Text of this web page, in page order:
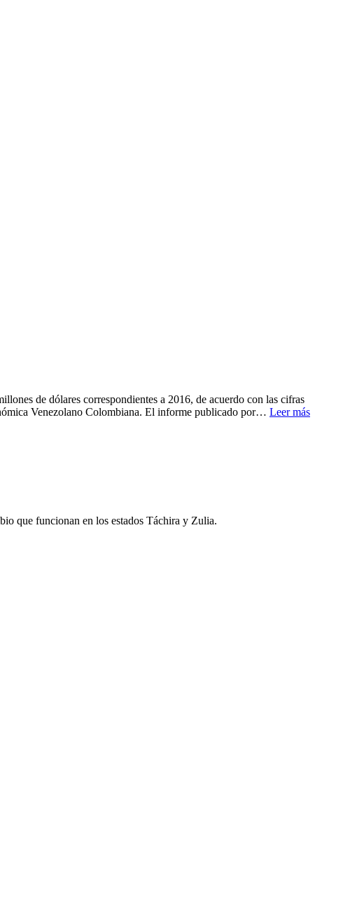
de dólares correspondientes a 2016, de acuerdo con las cifras
Venezolano Colombiana. El informe publicado por… Leer más
que funcionan en los estados Táchira y Zulia.